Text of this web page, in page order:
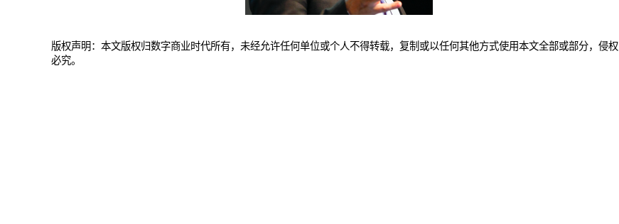
版权声明：本文版权归数字商业时代所有，未经允许任何单位或个人不得转载，复制或以任何其他方式使用本文全部或部分，侵权
必究。